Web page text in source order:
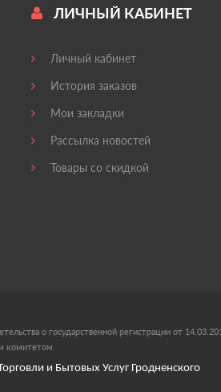
ЛИЧНЫЙ КАБИНЕТ
Личный кабинет
История заказов
Мои закладки
Рассылка новостей
Товары со скидкой
о государственной регистрации от
комитетом
и Бытовых Услуг Гродненского